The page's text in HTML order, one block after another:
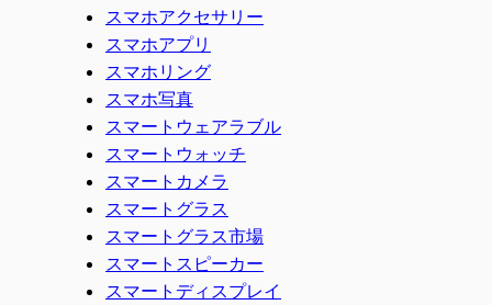
スマホアクセサリー
スマホアプリ
スマホリング
スマホ写真
スマートウェアラブル
スマートウォッチ
スマートカメラ
スマートグラス
スマートグラス市場
スマートスピーカー
スマートディスプレイ